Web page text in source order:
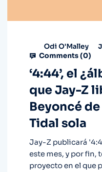
Odi O'Malley
Comments (0)
‘4:44’, el
que Jay-Z
Beyoncé
Tidal sola
Jay-Z publicará
este mes, y por fin,
proyecto en el que